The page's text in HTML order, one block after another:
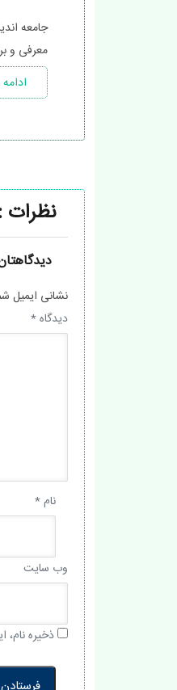
معرفی و
نظرات :
نشانی ایمیل
دیدگاه*
نام*
وب‌ سایت
ذخیره